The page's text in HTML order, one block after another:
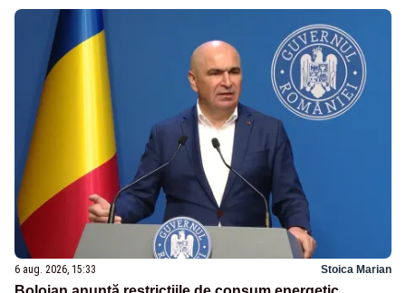
6 aug. 2026, 15:33 Stoica Marian